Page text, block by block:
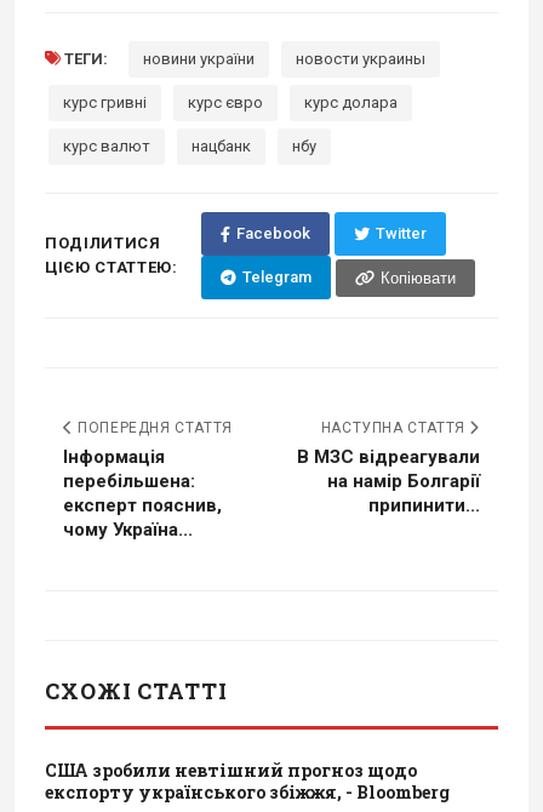
ТЕГИ: новини україни новости украины
курс гривні курс євро курс долара
курс валют нацбанк нбу
ПОДІЛИТИСЯ
ЦІЄЮ СТАТТЕЮ:
Facebook Twitter
Telegram Копіювати
ПОПЕРЕДНЯ СТАТТЯ
Інформація
перебільшена:
експерт пояснив,
чому Україна...
НАСТУПНА СТАТТЯ
В МЗС відреагували
на намір Болгарії
припинити...
СХОЖІ СТАТТІ
США зробили невтішний прогноз щодо
експорту українського збіжжя, - Bloomberg